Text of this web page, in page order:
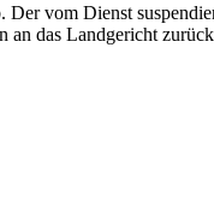
vom Dienst
das Landgericht